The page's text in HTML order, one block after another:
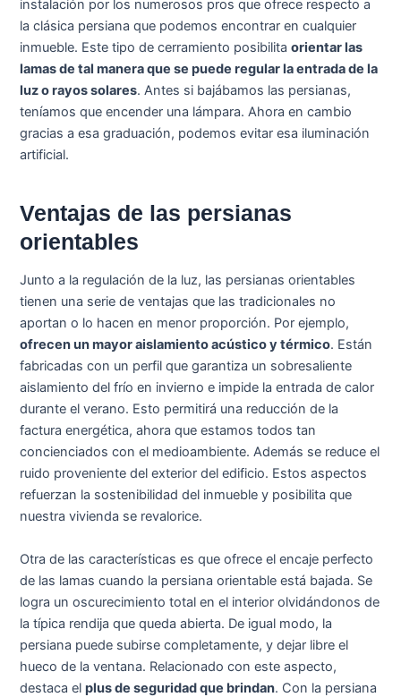
instalación por los numerosos pros que ofrece respecto a
la clásica persiana que podemos encontrar en cualquier
inmueble. Este tipo de cerramiento posibilitaorientar las
lamas de tal manera que se puede regular la entrada de la
luz o rayos solares. Antes si bajábamos las persianas,
teníamos que encender una lámpara. Ahora en cambio
gracias a esa graduación, podemos evitar esa iluminación
artificial.
Ventajas de las persianas
orientables
Junto a la regulación de la luz, las persianas orientables
tienen una serie de ventajas que las tradicionales no
aportan o lo hacen en menor proporción. Por ejemplo,
ofrecen un mayor aislamiento acústico y térmico. Están
fabricadas con un perfil que garantiza un sobresaliente
aislamiento del frío en invierno e impide la entrada de calor
durante el verano. Esto permitirá una reducción de la
factura energética, ahora que estamos todos tan
concienciados con el medioambiente. Además se reduce el
ruido proveniente del exterior del edificio. Estos aspectos
refuerzan la sostenibilidad del inmueble y posibilita que
nuestra vivienda se revalorice.
Otra de las características es que ofrece el encaje perfecto
de las lamas cuando la persiana orientable está bajada. Se
logra un oscurecimiento total en el interior olvidándonos de
la típica rendija que queda abierta. De igual modo, la
persiana puede subirse completamente, y dejar libre el
hueco de la ventana. Relacionado con este aspecto,
destaca elplus de seguridad que brindan. Con la persiana